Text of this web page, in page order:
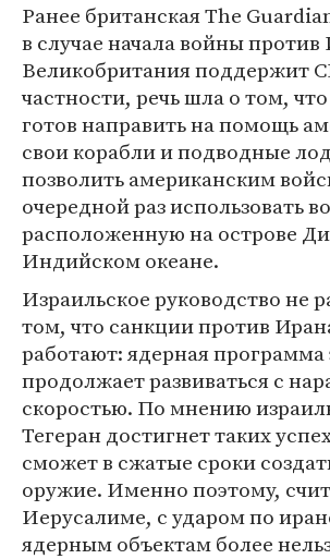
Ранее британская The
в случае начала войны против
Великобритания поддержит
частности, речь шла о том,
готов направить на помощь
свои корабли и подводные
позволить американским
очередной раз использовать
расположенную на острове
Индийском океане.
Израильское руководство не
том, что санкции против
работают: ядерная
продолжает развиваться с
скоростью. По мнению
Тегеран достигнет таких
сможет в сжатые сроки
оружие. Именно поэтому,
Иерусалиме, с ударом по
ядерным объектам более